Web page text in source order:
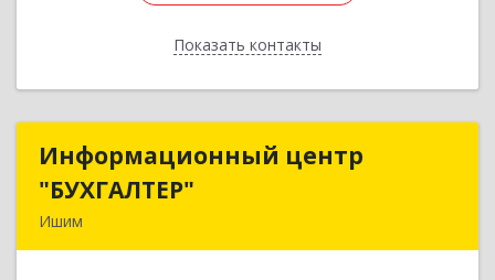
Показать контакты
Назад
Информационный центр
"БУХГАЛТЕР"
Ишим
Информационный центр